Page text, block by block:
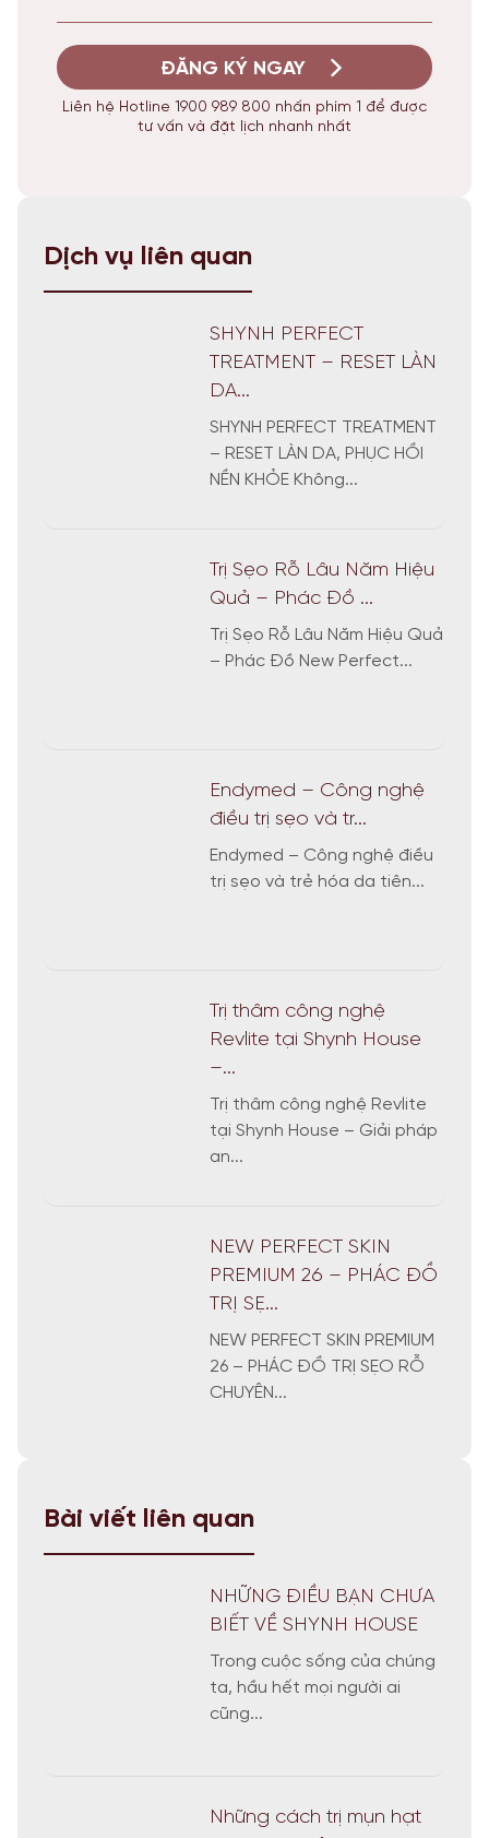
ĐĂNG KÝ NGAY
Liên hệ Hotline 1900 989 800 nhấn phím 1 để được
tư vấn và đặt lịch nhanh nhất
Dịch vụ liên quan
SHYNH PERFECT
TREATMENT – RESET LÀN
DA...
SHYNH PERFECT TREATMENT
– RESET LÀN DA, PHỤC HỒI
NỀN KHỎE Không...
Trị Sẹo Rỗ Lâu Năm Hiệu
Quả – Phác Đồ ...
Trị Sẹo Rỗ Lâu Năm Hiệu Quả
– Phác Đồ New Perfect...
Endymed – Công nghệ
điều trị sẹo và tr...
Endymed – Công nghệ điều
trị sẹo và trẻ hóa da tiên...
Trị thâm công nghệ
Revlite tại Shynh House
–...
Trị thâm công nghệ Revlite
tại Shynh House – Giải pháp
an...
NEW PERFECT SKIN
PREMIUM 26 – PHÁC ĐỒ
TRỊ SẸ...
NEW PERFECT SKIN PREMIUM
26 – PHÁC ĐỒ TRỊ SẸO RỖ
CHUYÊN...
Bài viết liên quan
NHỮNG ĐIỀU BẠN CHƯA
BIẾT VỀ SHYNH HOUSE
Trong cuộc sống của chúng
ta, hầu hết mọi người ai
cũng...
Những cách trị mụn hạt